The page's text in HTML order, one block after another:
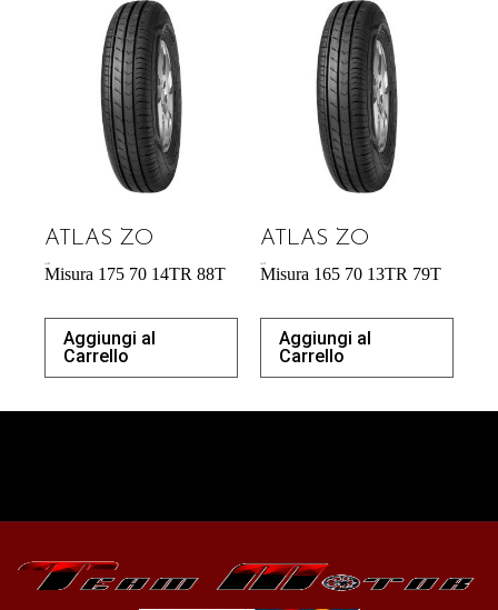
ATLAS ZO
Misura 175 70 14TR 88T
Aggiungi al
Carrello
ATLAS ZO
Misura 165 70 13TR 79T
Aggiungi al
Carrello